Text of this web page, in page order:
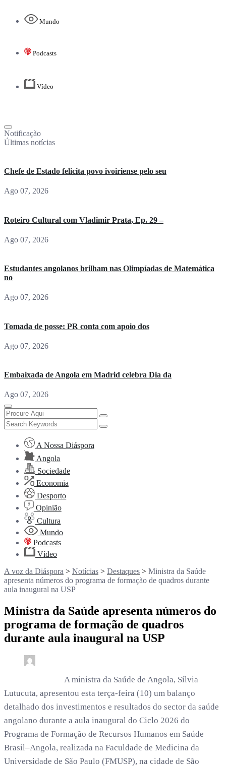
Mundo
Podcasts
Vídeo
Notificação
Últimas notícias
Chefe de Estado felicita povo ivoiriense pelo seu
Ago 07, 2026
Roteiro Cultural com Vladimir Prata, Ep. 29 –
Ago 07, 2026
Estudantes angolanos brilham nas Olimpíadas de Matemática
no
Ago 07, 2026
Tomada de posse: PR conta com apoio dos
Ago 07, 2026
Embaixada de Angola em Madrid celebra Dia da
Ago 07, 2026
A Nossa Diáspora
Angola
Sociedade
Economia
Desporto
Opinião
Cultura
Mundo
Podcasts
Vídeo
A voz da Diáspora > Notícias > Destaques > Ministra da Saúde
apresenta números do programa de formação de quadros durante
aula inaugural na USP
Ministra da Saúde apresenta números do
programa de formação de quadros
durante aula inaugural na USP
A ministra da Saúde de Angola, Sílvia
Lutucuta, apresentou esta terça-feira (10) um balanço
detalhado dos investimentos e resultados do sector da saúde
angolano durante a aula inaugural do Ciclo 2026 do
Programa de Formação de Recursos Humanos em Saúde
Brasil–Angola, realizada na Faculdade de Medicina da
Universidade de São Paulo (FMUSP), na cidade de São